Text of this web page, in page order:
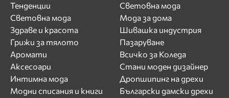
Тенденции
Световна мода
Здраве и красота
Грижи за тялото
Аромати
Аксесоари
Интимна мода
Модни списания и книги
Световна мода
Мода за дома
Шивашка индустрия
Пазаруване
Всичко за Коледа
Стани моден дизайнер
Дропшипинг на дрехи
Български дамски дрехи